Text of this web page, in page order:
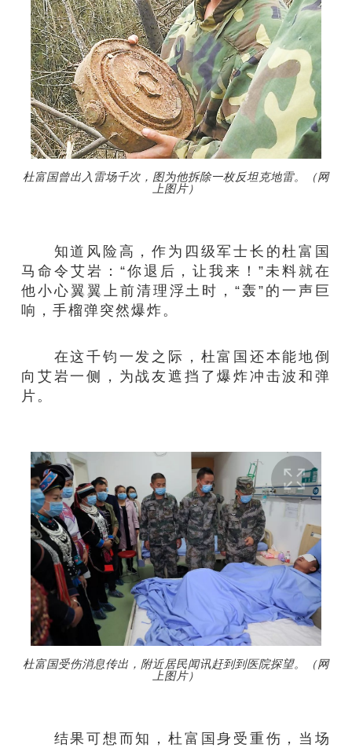
杜富国曾出入雷场千次，图为他拆除一枚反坦克地雷。（网
上图片）
知道风险高，作为四级军士长的杜富国
马命令艾岩：“你退后，让我来！”未料就在
他小心翼翼上前清理浮土时，“轰”的一声巨
响，手榴弹突然爆炸。
在这千钧一发之际，杜富国还本能地倒
向艾岩一侧，为战友遮挡了爆炸冲击波和弹
片。
杜富国受伤消息传出，附近居民闻讯赶到到医院探望。（网
上图片）
结果可想而知，杜富国身受重伤，当场